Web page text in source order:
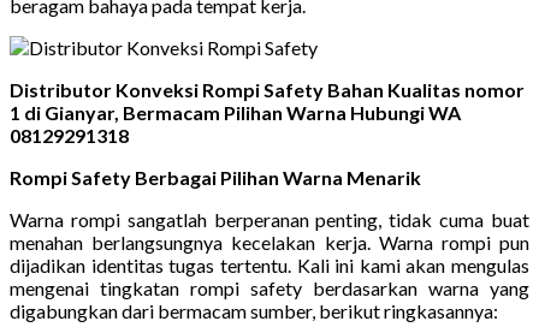
beragam bahaya pada tempat kerja.
Distributor Konveksi Rompi Safety Bahan Kualitas nomor
1 di Gianyar, Bermacam Pilihan Warna Hubungi WA
08129291318
Rompi Safety Berbagai Pilihan Warna Menarik
Warna rompi sangatlah berperanan penting, tidak cuma buat
menahan berlangsungnya kecelakan kerja. Warna rompi pun
dijadikan identitas tugas tertentu. Kali ini kami akan mengulas
mengenai tingkatan rompi safety berdasarkan warna yang
digabungkan dari bermacam sumber, berikut ringkasannya: